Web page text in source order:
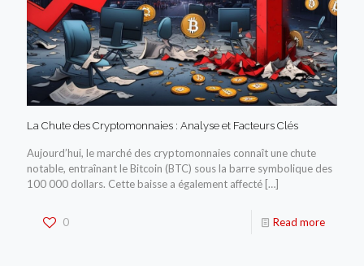
La Chute des Cryptomonnaies : Analyse et Facteurs Clés
Aujourd’hui, le marché des cryptomonnaies connaît une chute
notable, entraînant le Bitcoin (BTC) sous la barre symbolique des
100 000 dollars. Cette baisse a également affecté […]
0 Read more